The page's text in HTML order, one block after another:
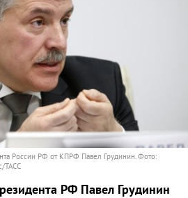
России РФ от КПРФ Павел Грудинин. Фото:
ТАСС
РФ Павел Грудинин